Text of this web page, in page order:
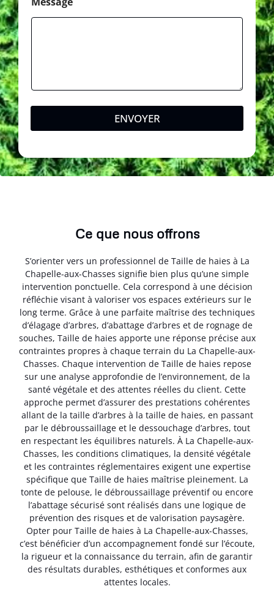
ENVOYER
Ce que nous offrons
S’orienter vers un professionnel de Taille de haies à La
Chapelle-aux-Chasses signifie bien plus qu’une simple
intervention ponctuelle. Cela correspond à une décision
réfléchie visant à valoriser vos espaces extérieurs sur le
long terme. Grâce à une parfaite maîtrise des techniques
d’élagage d’arbres, d’abattage d’arbres et de rognage de
souches, Taille de haies apporte une réponse précise aux
contraintes propres à chaque terrain du La Chapelle-aux-
Chasses. Chaque intervention de Taille de haies repose
sur une analyse approfondie de l’environnement, de la
santé végétale et des attentes réelles du client. Cette
approche permet d’assurer des prestations cohérentes
allant de la taille d’arbres à la taille de haies, en passant
par le débroussaillage et le dessouchage d’arbres, tout
en respectant les équilibres naturels. À La Chapelle-aux-
Chasses, les conditions climatiques, la densité végétale
et les contraintes réglementaires exigent une expertise
spécifique que Taille de haies maîtrise pleinement. La
tonte de pelouse, le débroussaillage préventif ou encore
l’abattage sécurisé sont réalisés dans une logique de
prévention des risques et de valorisation paysagère.
Opter pour Taille de haies à La Chapelle-aux-Chasses,
c’est bénéficier d’un accompagnement fondé sur l’écoute,
la rigueur et la connaissance du terrain, afin de garantir
des résultats durables, esthétiques et conformes aux
attentes locales.